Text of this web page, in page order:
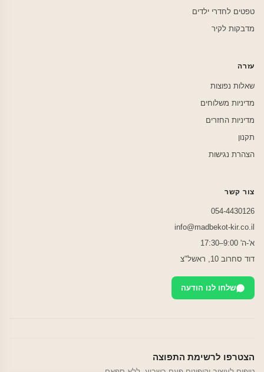
טפטים לחדרי ילדים
מדבקות לקיר
עזרה
שאלות נפוצות
מדיניות משלוחים
מדיניות החזרים
תקנון
הצהרת נגישות
צור קשר
054-4430126
info@madbekot-kir.co.il
א'-ה' 9:00–17:30
דוד סחרוב 10, ראשל"צ
שלחו לנו הודעה
הצטרפו לרשימת התפוצה